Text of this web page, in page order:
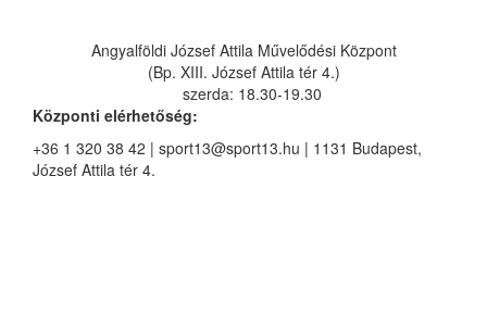
Angyalföldi József Attila Művelődési Központ
(Bp. XIII. József Attila tér 4.)
szerda: 18.30-19.30
Központi elérhetőség:
+36 1 320 38 42 | sport13@sport13.hu | 1131 Budapest,
József Attila tér 4.